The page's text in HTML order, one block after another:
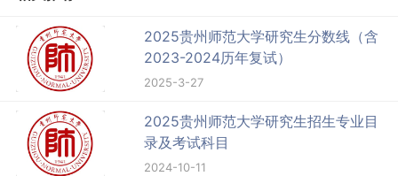
2025贵州师范大学研究生分数线（含
2023-2024历年复试）
2025-3-27
2025贵州师范大学研究生招生专业目
录及考试科目
2024-10-11